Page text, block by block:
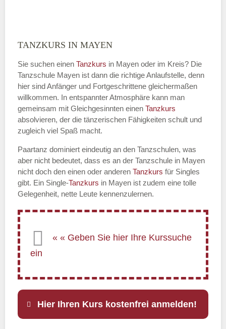
TANZKURS IN MAYEN
Sie suchen einen Tanzkurs in Mayen oder im Kreis? Die
Tanzschule Mayen ist dann die richtige Anlaufstelle, denn
hier sind Anfänger und Fortgeschrittene gleichermaßen
willkommen. In entspannter Atmosphäre kann man
gemeinsam mit Gleichgesinnten einen Tanzkurs
absolvieren, der die tänzerischen Fähigkeiten schult und
zugleich viel Spaß macht.
Paartanz dominiert eindeutig an den Tanzschulen, was
aber nicht bedeutet, dass es an der Tanzschule in Mayen
nicht doch den einen oder anderen Tanzkurs für Singles
gibt. Ein Single-Tanzkurs in Mayen ist zudem eine tolle
Gelegenheit, nette Leute kennenzulernen.
Hier Ihren Kurs kostenfrei anmelden!